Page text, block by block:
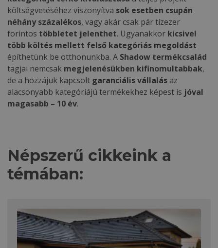
költségvetéséhez viszonyítva sok esetben csupán
néhány százalékos, vagy akár csak pár tízezer
forintos többletet jelenthet. Ugyanakkor kicsivel
több költés mellett felső kategóriás megoldást
építhetünk be otthonunkba. A Shadow termékcsalád
tagjai nemcsak megjelenésükben kifinomultabbak,
de a hozzájuk kapcsolt garanciális vállalás az
alacsonyabb kategóriájú termékekhez képest is jóval
magasabb – 10 év.
Népszerű cikkeink a
témában: